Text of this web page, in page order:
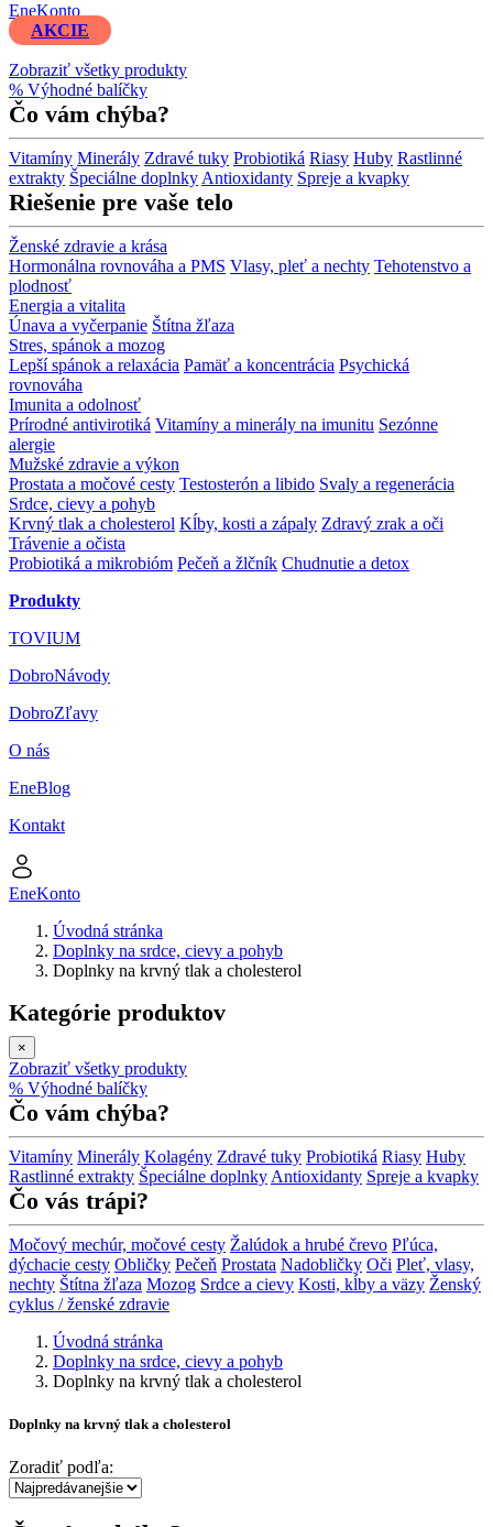
EneKonto
AKCIE
Zobraziť všetky produkty
% Výhodné balíčky
Čo vám chýba?
Vitamíny Minerály Zdravé tuky Probiotiká Riasy Huby Rastlinné
extrakty Špeciálne doplnky Antioxidanty Spreje a kvapky
Riešenie pre vaše telo
Ženské zdravie a krása
Hormonálna rovnováha a PMS Vlasy, pleť a nechty Tehotenstvo a
plodnosť
Energia a vitalita
Únava a vyčerpanie Štítna žľaza
Stres, spánok a mozog
Lepší spánok a relaxácia Pamäť a koncentrácia Psychická
rovnováha
Imunita a odolnosť
Prírodné antivirotiká Vitamíny a minerály na imunitu Sezónne
alergie
Mužské zdravie a výkon
Prostata a močové cesty Testosterón a libido Svaly a regenerácia
Srdce, cievy a pohyb
Krvný tlak a cholesterol Kĺby, kosti a zápaly Zdravý zrak a oči
Trávenie a očista
Probiotiká a mikrobióm Pečeň a žlčník Chudnutie a detox
Produkty
TOVIUM
DobroNávody
DobroZľavy
O nás
EneBlog
Kontakt
EneKonto
Úvodná stránka
Doplnky na srdce, cievy a pohyb
Doplnky na krvný tlak a cholesterol
Kategórie produktov
×
Zobraziť všetky produkty
% Výhodné balíčky
Čo vám chýba?
Vitamíny Minerály Kolagény Zdravé tuky Probiotiká Riasy Huby
Rastlinné extrakty Špeciálne doplnky Antioxidanty Spreje a kvapky
Čo vás trápi?
Močový mechúr, močové cesty Žalúdok a hrubé črevo Pľúca,
dýchacie cesty Obličky Pečeň Prostata Nadobličky Oči Pleť, vlasy,
nechty Štítna žľaza Mozog Srdce a cievy Kosti, kĺby a väzy Ženský
cyklus / ženské zdravie
Úvodná stránka
Doplnky na srdce, cievy a pohyb
Doplnky na krvný tlak a cholesterol
Doplnky na krvný tlak a cholesterol
Zoradiť podľa: